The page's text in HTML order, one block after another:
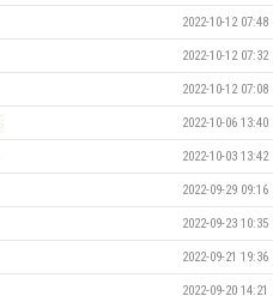
2022-10-12 07:48
2022-10-12 07:32
2022-10-12 07:08
2022-10-06 13:40
2022-10-03 13:42
2022-09-29 09:16
2022-09-23 10:35
2022-09-21 19:36
2022-09-20 14:21